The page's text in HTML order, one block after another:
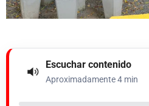
Escuchar contenido
Aproximadamente 4 min